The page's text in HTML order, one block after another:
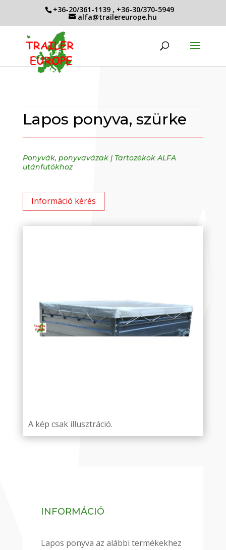
+36-20/361-1139 , +36-30/370-5949
alfa@trailereurope.hu
Lapos ponyva, szürke
Ponyvák, ponyvavázak| Tartozékok ALFA
utánfutókhoz
Információ kérés
A kép csak illusztráció.
INFORMÁCIÓ
Lapos ponyva az alábbi termékekhez